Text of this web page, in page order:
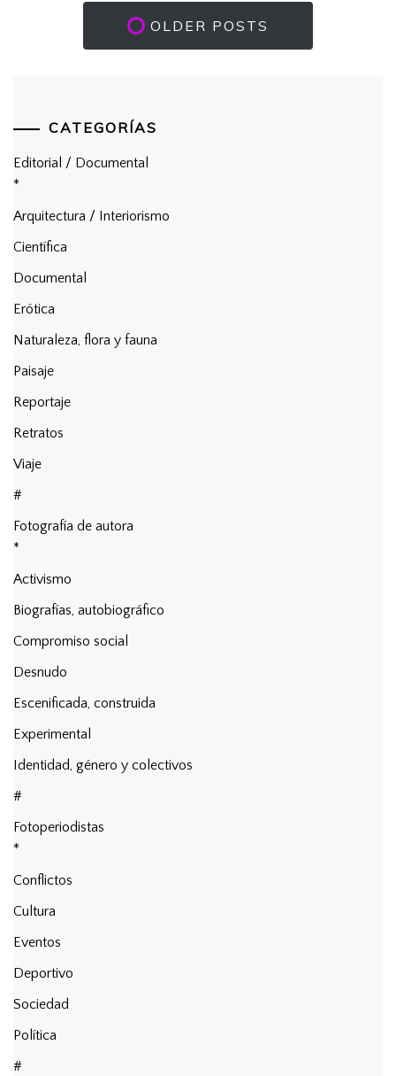
OLDER POSTS
CATEGORÍAS
Editorial / Documental
*
Arquitectura / Interiorismo
Científica
Documental
Erótica
Naturaleza, flora y fauna
Paisaje
Reportaje
Retratos
Viaje
#
Fotografía de autora
*
Activismo
Biografías, autobiográfico
Compromiso social
Desnudo
Escenificada, construida
Experimental
Identidad, género y colectivos
#
Fotoperiodistas
*
Conflictos
Cultura
Eventos
Deportivo
Sociedad
Política
#